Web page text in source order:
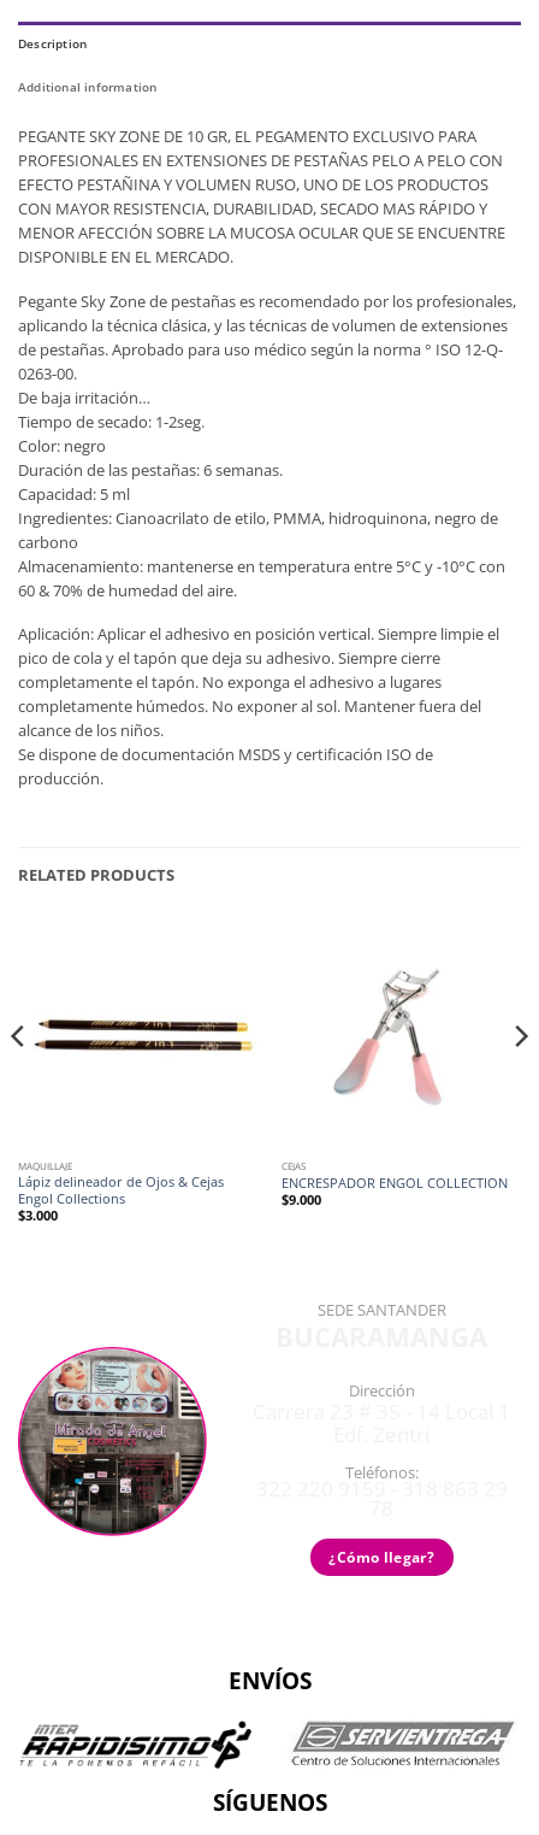
Description
Additional information
PEGANTE SKY ZONE DE 10 GR, EL PEGAMENTO EXCLUSIVO PARA
PROFESIONALES EN EXTENSIONES DE PESTAÑAS PELO A PELO CON
EFECTO PESTAÑINA Y VOLUMEN RUSO, UNO DE LOS PRODUCTOS
CON MAYOR RESISTENCIA, DURABILIDAD, SECADO MAS RÁPIDO Y
MENOR AFECCIÓN SOBRE LA MUCOSA OCULAR QUE SE ENCUENTRE
DISPONIBLE EN EL MERCADO.
Pegante Sky Zone de pestañas es recomendado por los profesionales,
aplicando la técnica clásica, y las técnicas de volumen de extensiones
de pestañas. Aprobado para uso médico según la norma ° ISO 12-Q-
0263-00.
De baja irritación…
Tiempo de secado: 1-2seg.
Color: negro
Duración de las pestañas: 6 semanas.
Capacidad: 5 ml
Ingredientes: Cianoacrilato de etilo, PMMA, hidroquinona, negro de
carbono
Almacenamiento: mantenerse en temperatura entre 5°C y -10°C con
60 & 70% de humedad del aire.
Aplicación: Aplicar el adhesivo en posición vertical. Siempre limpie el
pico de cola y el tapón que deja su adhesivo. Siempre cierre
completamente el tapón. No exponga el adhesivo a lugares
completamente húmedos. No exponer al sol. Mantener fuera del
alcance de los niños.
Se dispone de documentación MSDS y certificación ISO de
producción.
RELATED PRODUCTS
MAQUILLAJE
Lápiz delineador de Ojos & Cejas
Engol Collections
$3.000
CEJAS
ENCRESPADOR ENGOL COLLECTION
$9.000
SEDE SANTANDER
Dirección
Teléfonos:
¿Cómo llegar?
ENVÍOS
SÍGUENOS